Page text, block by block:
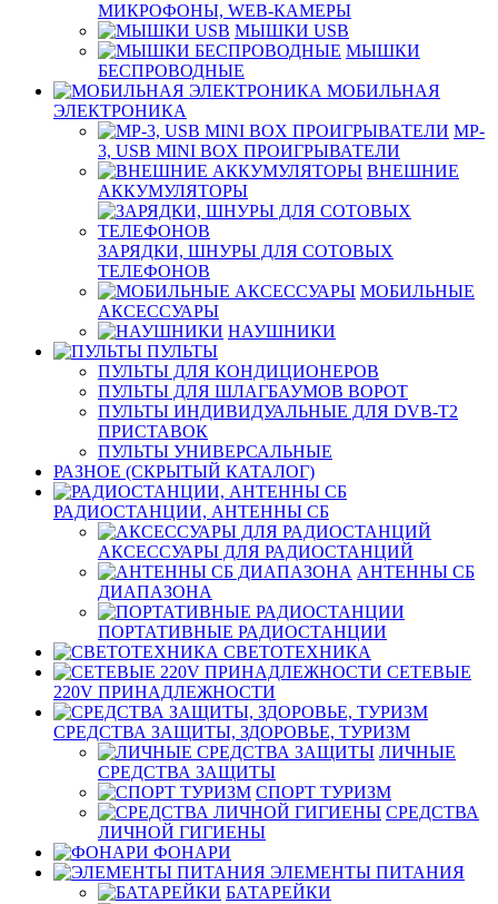
МИКРОФОНЫ, WEB-КАМЕРЫ
МЫШКИ USB
МЫШКИ
БЕСПРОВОДНЫЕ
МОБИЛЬНАЯ
ЭЛЕКТРОНИКА
MP-
3, USB MINI BOX ПРОИГРЫВАТЕЛИ
ВНЕШНИЕ
АККУМУЛЯТОРЫ
ЗАРЯДКИ, ШНУРЫ ДЛЯ СОТОВЫХ
ТЕЛЕФОНОВ
МОБИЛЬНЫЕ
АКСЕССУАРЫ
НАУШНИКИ
ПУЛЬТЫ
ПУЛЬТЫ ДЛЯ КОНДИЦИОНЕРОВ
ПУЛЬТЫ ДЛЯ ШЛАГБАУМОВ ВОРОТ
ПУЛЬТЫ ИНДИВИДУАЛЬНЫЕ ДЛЯ DVB-T2
ПРИСТАВОК
ПУЛЬТЫ УНИВЕРСАЛЬНЫЕ
РАЗНОЕ (СКРЫТЫЙ КАТАЛОГ)
РАДИОСТАНЦИИ, АНТЕННЫ CБ
АКСЕССУАРЫ ДЛЯ РАДИОСТАНЦИЙ
АНТЕННЫ CБ
ДИАПАЗОНА
ПОРТАТИВНЫЕ РАДИОСТАНЦИИ
СВЕТОТЕХНИКА
СЕТЕВЫЕ
220V ПРИНАДЛЕЖНОСТИ
СРЕДСТВА ЗАЩИТЫ, ЗДОРОВЬЕ, ТУРИЗМ
ЛИЧНЫЕ
СРЕДСТВА ЗАЩИТЫ
СПОРТ ТУРИЗМ
СРЕДСТВА
ЛИЧНОЙ ГИГИЕНЫ
ФОНАРИ
ЭЛЕМЕНТЫ ПИТАНИЯ
БАТАРЕЙКИ